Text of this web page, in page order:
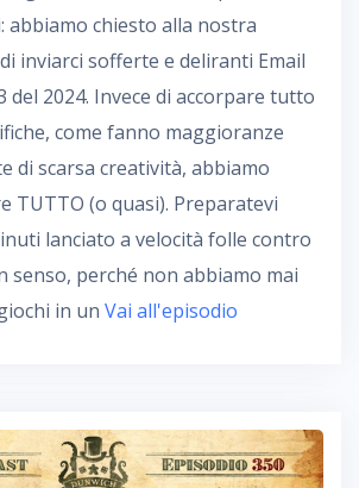
abbiamo chiesto alla nostra
inviarci sofferte e deliranti Email
del 2024. Invece di accorpare tutto
come fanno maggioranze
di scarsa creatività, abbiamo
TUTTO (o quasi). Preparatevi
lanciato a velocità folle contro
senso, perché non abbiamo mai
in un Vai all'episodio